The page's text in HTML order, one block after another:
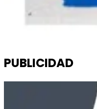
PUBLICIDAD